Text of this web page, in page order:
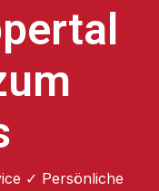
✓ Persönliche